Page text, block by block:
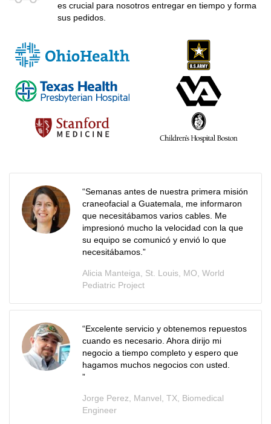
es crucial para nosotros entregar en tiempo y forma
sus pedidos.
“Semanas antes de nuestra primera misión
craneofacial a Guatemala, me informaron
que necesitábamos varios cables. Me
impresionó mucho la velocidad con la que
su equipo se comunicó y envió lo que
necesitábamos.”
Alicia Manteiga, St. Louis, MO, World
Pediatric Project
“Excelente servicio y obtenemos repuestos
cuando es necesario. Ahora dirijo mi
negocio a tiempo completo y espero que
hagamos muchos negocios con usted.
”
Jorge Perez, Manvel, TX, Biomedical
Engineer